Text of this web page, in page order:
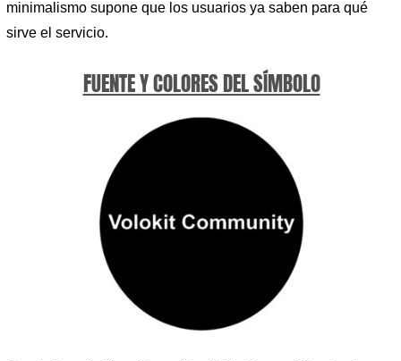
minimalismo supone que los usuarios ya saben para qué
sirve el servicio.
FUENTE Y COLORES DEL SÍMBOLO